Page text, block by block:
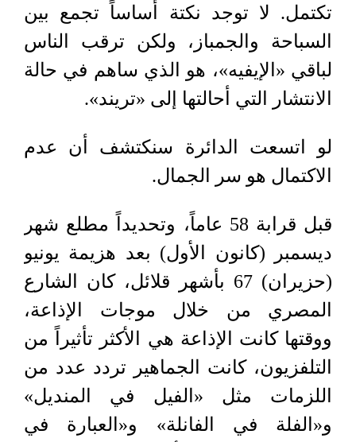
تكتمل. لا توجد نكتة أساساً تجمع بين
السباحة والجمباز، ولكن ترقب الناس
لباقي «الإيفيه»، هو الذي ساهم في حالة
الانتشار التي أحالتها إلى «تريند».
لو اتسعت الدائرة سنكتشف أن عدم
الاكتمال هو سر الجمال.
قبل قرابة 58 عاماً، وتحديداً مطلع شهر
ديسمبر (كانون الأول) بعد هزيمة يونيو
(حزيران) 67 بأشهر قلائل، كان الشارع
المصري من خلال موجات الإذاعة،
ووقتها كانت الإذاعة هي الأكثر تأثيراً من
التلفزيون، كانت الجماهير تردد عدد من
اللزمات مثل «الفيل في المنديل»
و«الفلة في الفانلة» و«العبارة في